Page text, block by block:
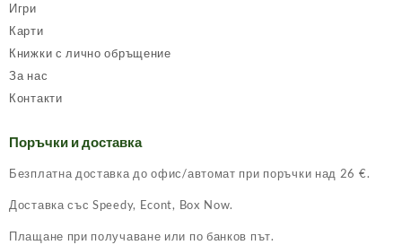
Игри
Карти
Книжки с лично обръщение
За нас
Контакти
Поръчки и доставка
Безплатна доставка до офис/автомат при поръчки над 26 €.
Доставка със Speedy, Econt, Box Now.
Плащане при получаване или по банков път.